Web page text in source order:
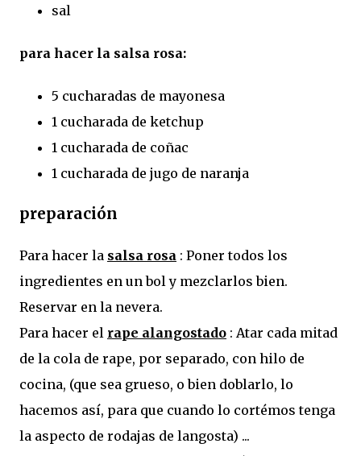
sal
para hacer la salsa rosa:
5 cucharadas de mayonesa
1 cucharada de ketchup
1 cucharada de coñac
1 cucharada de jugo de naranja
preparación
Para hacer la salsa rosa : Poner todos los
ingredientes en un bol y mezclarlos bien.
Reservar en la nevera.
Para hacer el rape alangostado : Atar cada mitad
de la cola de rape, por separado, con hilo de
cocina, (que sea grueso, o bien doblarlo, lo
hacemos así, para que cuando lo cortémos tenga
la aspecto de rodajas de langosta) ...